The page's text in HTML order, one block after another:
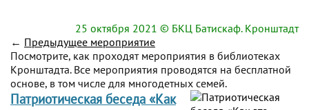
25 октября 2021 © БКЦ Батискаф. Кронштадт
← Предыдущее мероприятие
Посмотрите, как проходят мероприятия в библиотеках
Кронштадта. Все мероприятия проводятся на бесплатной
основе, в том числе для многодетных семей.
Патриотическая беседа «Как